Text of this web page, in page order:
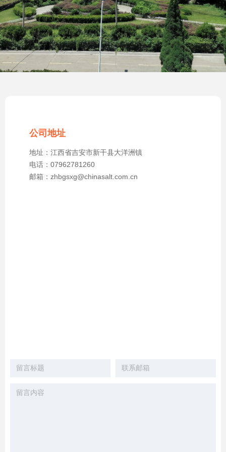
公司地址
地址：江西省吉安市新干县大洋洲镇
电话：07962781260
邮箱：zhbgsxg@chinasalt.com.cn